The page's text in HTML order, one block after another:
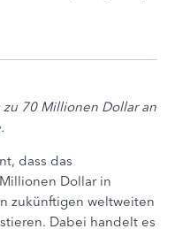
70 Millionen Dollar an
dass das
Dollar in
zukünftigen weltweiten
Dabei handelt es